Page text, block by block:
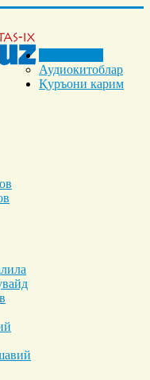
Аудиокитоблар
Қуръони карим